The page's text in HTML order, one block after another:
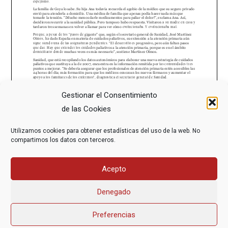
Gestionar el Consentimiento
de las Cookies
Utilizamos cookies para obtener estadísticas del uso de la web. No
compartimos los datos con terceros.
Acepto
Denegado
Preferencias